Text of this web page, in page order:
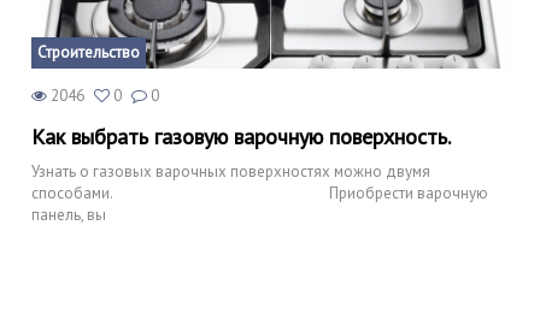
Строительство
2046 0 0
Как выбрать газовую варочную поверхность.
Узнать о газовых варочных поверхностях можно двумя
способами. Приобрести варочную
панель, вы